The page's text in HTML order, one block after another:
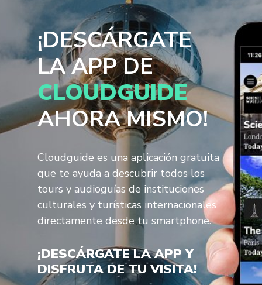
¡DESCÁRGATE
LA APP DE
CLOUDGUIDE
AHORA MISMO!
Cloudguide es una aplicación gratuita
que te ayuda a descubrir todos los
tours y audioguías de instituciones
culturales y turísticas internacionales
directamente desde tu smartphone.
¡DESCÁRGATE LA APP Y
DISFRUTA DE TU VISITA!